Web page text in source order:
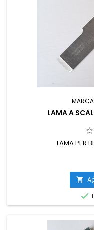
LAMA A
LAMA PER

